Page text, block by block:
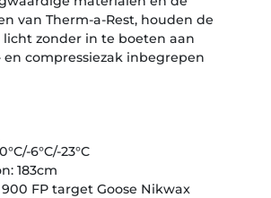
van Therm-a-Rest, houden de
licht zonder in te boeten aan
en compressiezak inbegrepen
6°C/-23°C
183cm
FP target Goose Nikwax